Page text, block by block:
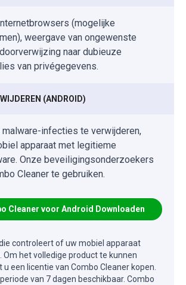
(mogelijke
weergave van ongewenste
naar dubieuze
van privégegevens.
(ANDROID)
malware-infecties te verwijderen,
apparaat met legitieme
Onze beveiligingsonderzoekers
Cleaner te gebruiken.
Cleaner voor Android Downloaden
controleert of uw mobiel apparaat
het volledige product te kunnen
een licentie van Combo Cleaner kopen.
van 7 dagen beschikbaar. Combo